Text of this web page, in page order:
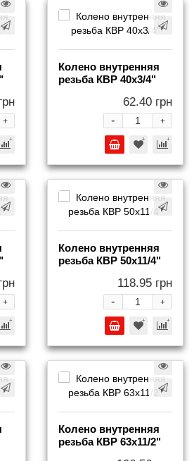
+
Колено внутренняя
резьба КВР 40x3/4"
62.40 грн
+
-
+
Колено внутренняя
резьба КВР 50x11/4"
118.95 грн
+
-
Колено внутренняя
резьба КВР 63x11/2"